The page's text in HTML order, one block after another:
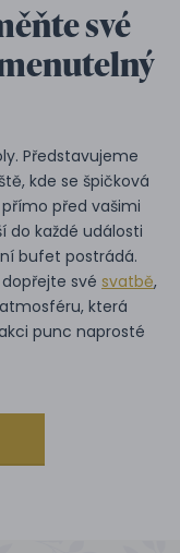
své
Představujeme
kde se špičková
přímo před vašimi
do každé události
bufet postrádá.
své svatbě,
atmosféru, která
punc naprosté